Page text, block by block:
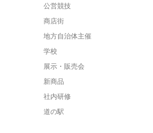
公営競技
商店街
地方自治体主催
学校
展示・販売会
新商品
社内研修
道の駅